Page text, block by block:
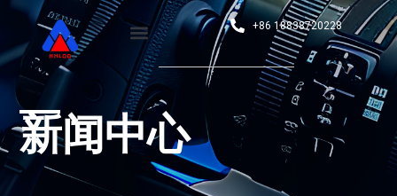
+86 18838720228
新闻中心